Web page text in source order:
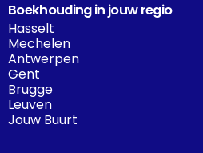
Boekhouding in jouw regio
Hasselt
Mechelen
Antwerpen
Gent
Brugge
Leuven
Jouw Buurt